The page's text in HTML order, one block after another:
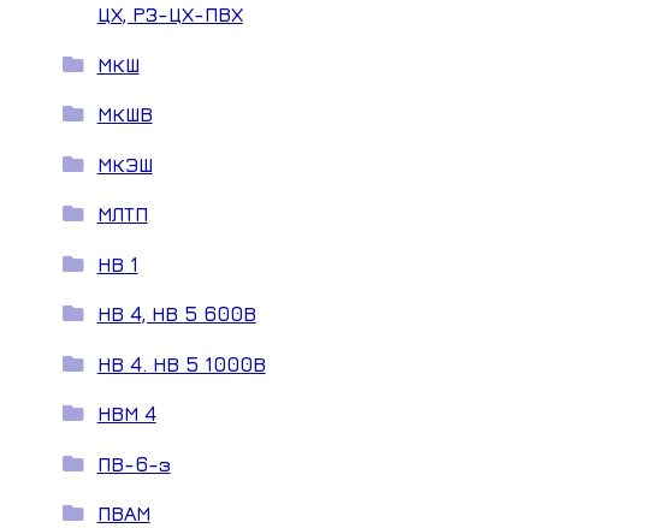
ЦХ, РЗ-ЦХ-ПВХ
МКШ
МКШВ
МКЭШ
МЛТП
НВ 1
НВ 4, НВ 5 600В
НВ 4. НВ 5 1000В
НВМ 4
ПВ-6-з
ПВАМ